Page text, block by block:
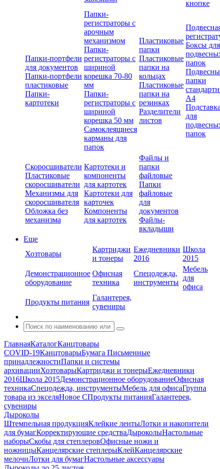
кнопке
Папки-портфели
для документов
Папки-портфели
пластиковые
Папки-
картотеки
Папки-
регистраторы с
арочным
механизмом
Папки-
регистраторы с
шириной
корешка 70-80
мм
Папки-
регистраторы с
шириной
корешка 50 мм
Самоклеящиеся
карманы для
папок
Пластиковые
папки
Пластиковые
папки на
кольцах
Пластиковые
папки на
резинках
Разделители
листов
Боксы для
папок
папки
А4
для
папок
Скоросшиватели
Пластиковые
скоросшиватели
Механизмы для
скоросшивателя
Обложка без
механизма
Картотеки и
компоненты
для картотек
Картотеки для
карточек
Компоненты
для картотек
Файлы и
папки
файловые
Папки
файловые
для
документов
Файлы-
вкладыши
Еще
Хозтовары
Картриджи
и тонеры
Ежедневники
2016
Школа
2015
Демонстрационное
оборудование
Офисная
техника
Спецодежда,
инструменты
Мебель
для
офиса
Продукты питания
Галантерея,
сувениры
ГлавнаяКаталогКанцтовары
COVID-19КанцтоварыБумага Письменные
принадлежностиПапки и системы
архивацииХозтоварыКартриджи и тонерыЕжедневники
2016Школа 2015Демонстрационное оборудованиеОфисная
техникаСпецодежда, инструментыМебель для офисаГруппа
товара из экселяНовое СПродукты питанияГалантерея,
сувениры
Дыроколы
Штемпельная продукцияКлейкие лентыЛотки и накопители
для бумагКорректирующие средстваДыроколыНастольные
наборыСкобы для степлеровОфисные ножи и
ножницыКанцелярские степлерыКлейКанцелярские
мелочиЛотки для бумагНастольные аксессуары